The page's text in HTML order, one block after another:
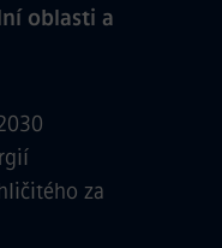
oblasti a
za